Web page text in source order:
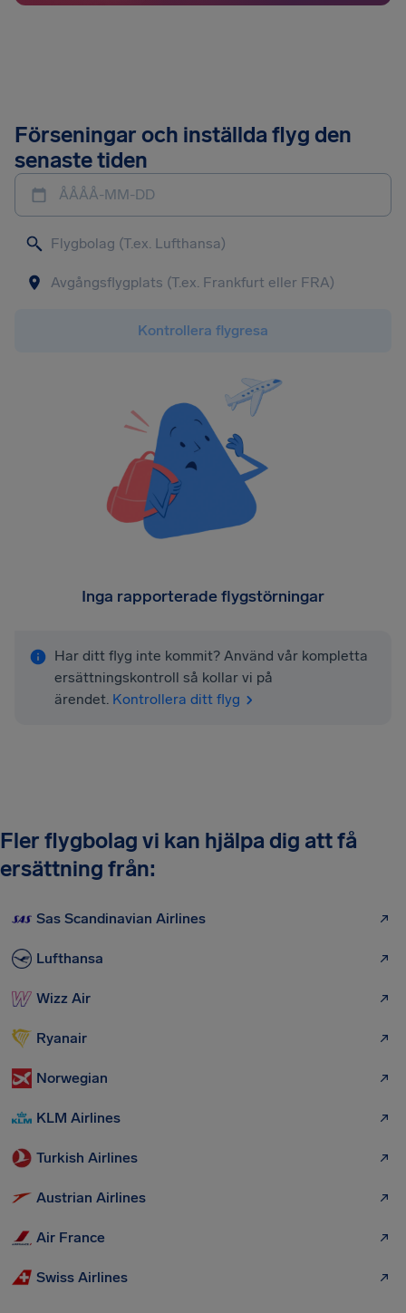
Förseningar och inställda flyg den
senaste tiden
ÅÅÅÅ-MM-DD
Kontrollera flygresa
Inga rapporterade flygstörningar
Har ditt flyg inte kommit? Använd vår kompletta
ersättningskontroll så kollar vi på
ärendet. Kontrollera ditt flyg
Fler flygbolag vi kan hjälpa dig att få
ersättning från:
Sas Scandinavian Airlines
Lufthansa
Wizz Air
Ryanair
Norwegian
KLM Airlines
Turkish Airlines
Austrian Airlines
Air France
Swiss Airlines